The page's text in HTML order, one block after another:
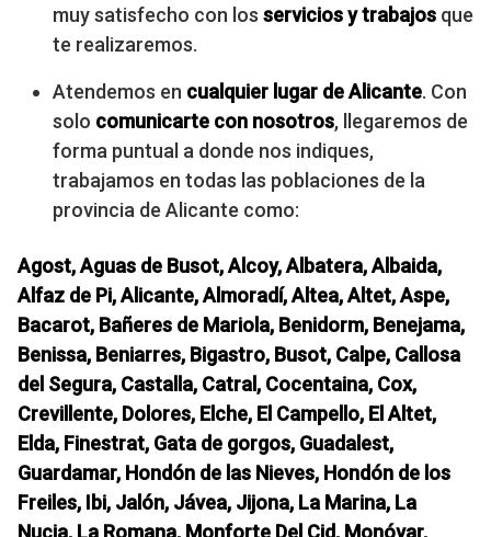
muy satisfecho con los servicios y trabajos que
te realizaremos.
Atendemos en cualquier lugar deAlicante. Con
solo comunicarte con nosotros, llegaremos de
forma puntual a donde nos indiques,
trabajamos en todas las poblaciones de la
provincia de Alicante como:
Agost, Aguas de Busot, Alcoy, Albatera, Albaida,
Alfaz de Pi, Alicante, Almoradí, Altea, Altet, Aspe,
Bacarot, Bañeres de Mariola, Benidorm, Benejama,
Benissa, Beniarres, Bigastro, Busot, Calpe, Callosa
del Segura, Castalla, Catral, Cocentaina, Cox,
Crevillente, Dolores, Elche, El Campello, El Altet,
Elda, Finestrat, Gata de gorgos, Guadalest,
Guardamar, Hondón de las Nieves, Hondón de los
Freiles, Ibi, Jalón, Jávea, Jijona, La Marina, La
Nucia, La Romana, Monforte Del Cid, Monóvar,